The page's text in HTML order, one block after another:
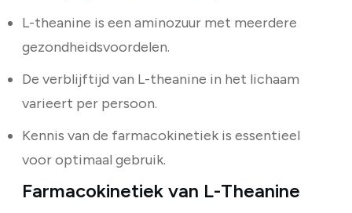
L-theanine is een aminozuur met meerdere
gezondheidsvoordelen.
De verblijftijd van L-theanine in het lichaam
varieert per persoon.
Kennis van de farmacokinetiek is essentieel
voor optimaal gebruik.
Farmacokinetiek van L-Theanine